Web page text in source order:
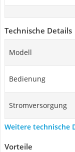
Technische Details
Modell
Bedienung
Stromversorgung
Weitere technische
Vorteile